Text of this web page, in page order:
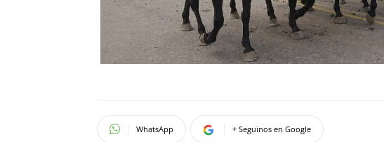
WhatsApp + Seguinos en Google